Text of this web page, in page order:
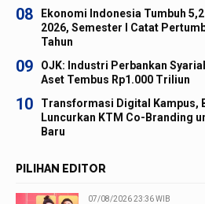
08
Ekonomi Indonesia Tumbuh
2026, Semester I Catat
Tahun
09
OJK: Industri Perbankan
Aset Tembus Rp1.000 Triliun
10
Transformasi Digital Kampus,
Luncurkan KTM Co-Branding
Baru
PILIHAN EDITOR
07/08/2026 23:36 WIB